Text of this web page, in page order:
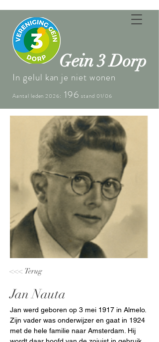
Gein3 Dorp
In gelul kan je niet wonen
Aantal leden 2026: 196 stand 01/06
<<< Terug
Jan Nauta
Jan werd geboren op 3 mei 1917 in Almelo.
Zijn vader was onderwijzer en gaat in 1924
met de hele familie naar Amsterdam. Hij